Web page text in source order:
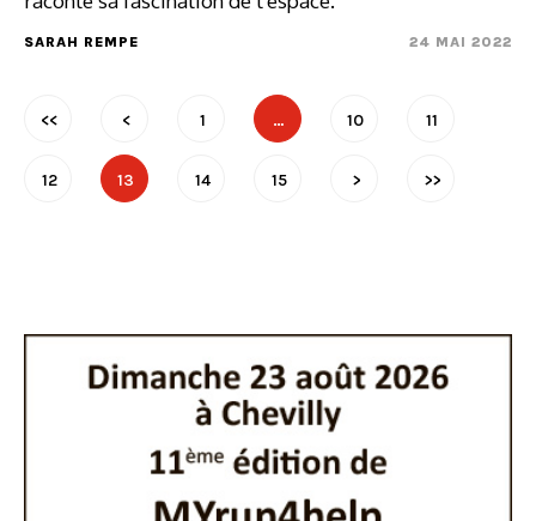
SARAH REMPE 24 MAI 2022
<< < 1 … 10 11
12 13 14 15 > >>